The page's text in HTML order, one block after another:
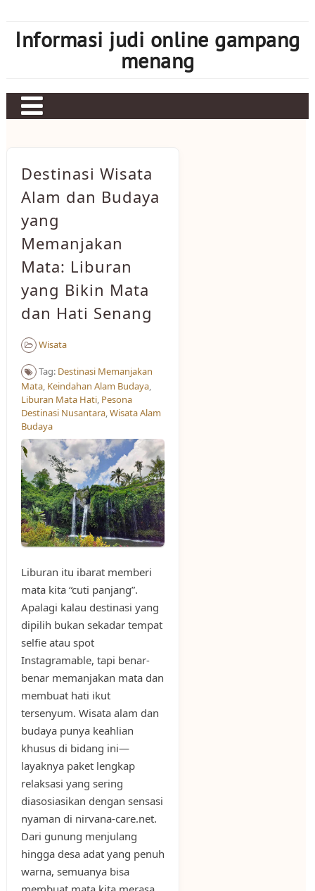
contentInformasi judi online gampang
menang
Destinasi Wisata
Alam dan Budaya
yang
Memanjakan
Mata: Liburan
yang Bikin Mata
dan Hati Senang
Wisata
Tag: Destinasi Memanjakan
Mata, Keindahan Alam Budaya,
Liburan Mata Hati, Pesona
Destinasi Nusantara,Wisata Alam
Budaya
Liburan itu ibarat memberi
mata kita “cuti panjang”.
Apalagi kalau destinasi yang
dipilih bukan sekadar tempat
selfie atau spot
Instagramable, tapi benar-
benar memanjakan mata dan
membuat hati ikut
tersenyum. Wisata alam dan
budaya punya keahlian
khusus di bidang ini—
layaknya paket lengkap
relaksasi yang sering
diasosiasikan dengan sensasi
nyaman di nirvana-care.net.
Dari gunung menjulang
hingga desa adat yang penuh
warna, semuanya bisa